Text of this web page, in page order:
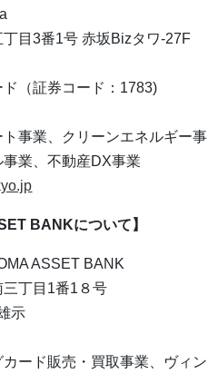
丁目3番1号 赤坂Bizタワ-27F
ド（証券コード：1783)
ト事業、クリーンエネルギー事
業、不動産DX事業
BANKについて】
ASSET BANK
三丁目1番1８号
示
ード販売・買取事業、ヴィン